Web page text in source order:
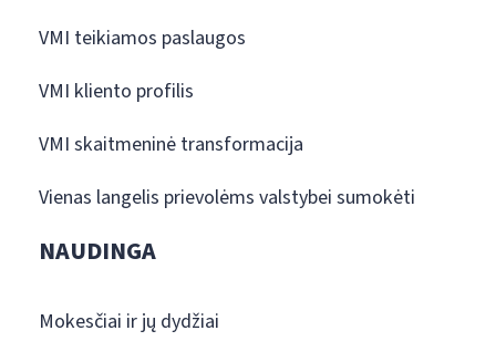
VMI teikiamos paslaugos
VMI kliento profilis
VMI skaitmeninė transformacija
Vienas langelis prievolėms valstybei sumokėti
NAUDINGA
Mokesčiai ir jų dydžiai